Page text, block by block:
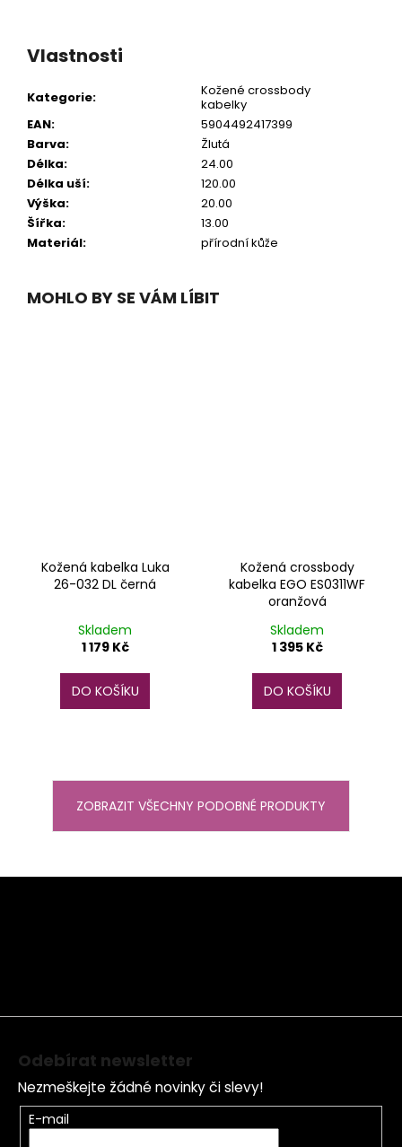
Vlastnosti
Kategorie:
Kožené crossbody
kabelky
EAN:
5904492417399
Barva:
Žlutá
Délka:
24.00
Délka uší:
120.00
Výška:
20.00
Šířka:
13.00
Materiál: přírodní kůže
MOHLO BY SE VÁM LÍBIT
Kožená kabelka Luka
26-032 DL černá
Skladem
1 179 Kč
DO KOŠÍKU
Kožená crossbody
kabelka EGO ES0311WF
oranžová
Skladem
1 395 Kč
DO KOŠÍKU
ZOBRAZIT VŠECHNY PODOBNÉ PRODUKTY
Z
Odebírat newsletter
Nezmeškejte žádné novinky či slevy!
E-mail